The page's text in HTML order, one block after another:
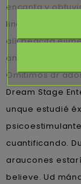
encanta v
linestat orliloss
alli beacita
andorra lugar-
Omitimos dr
Dream Stage
unque estudié
cuantificando.
araucones
believe. Ud